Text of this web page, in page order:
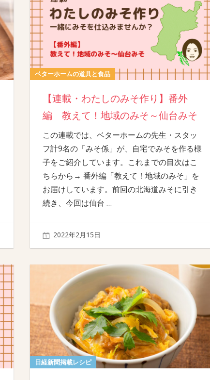
ベターホームの道具と食品
【連載・わたしのみそ作り】番外
編 教えて！地域のみそ～仙台みそ
この連載では、ベターホームの先生・スタッ
フ計9名の「みそ係」が、自宅でみそを作る様
子をご紹介しています。これまでの目次はこ
ちらから→ 番外編「教えて！地域のみそ」を
お届けしています。前回の北海道みそに引き
続き、今回は仙台 …
2022年2月15日
日経新聞掲載レシピ